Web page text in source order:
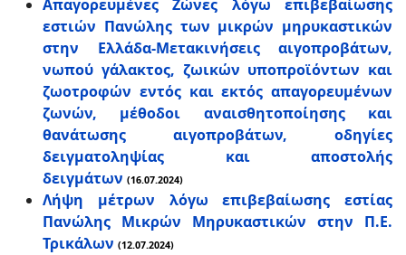
Απαγορευμένες Ζώνες λόγω επιβεβαίωσης
εστιών Πανώλης των μικρών μηρυκαστικών
στην Ελλάδα-Μετακινήσεις αιγοπροβάτων,
νωπού γάλακτος, ζωικών υποπροϊόντων και
ζωοτροφών εντός και εκτός απαγορευμένων
ζωνών, μέθοδοι αναισθητοποίησης και
θανάτωσης αιγοπροβάτων, οδηγίες
δειγματοληψίας και αποστολής
δειγμάτων (16.07.2024)
Λήψη μέτρων λόγω επιβεβαίωσης εστίας
Πανώλης Μικρών Μηρυκαστικών στην Π.Ε.
Τρικάλων (12.07.2024)